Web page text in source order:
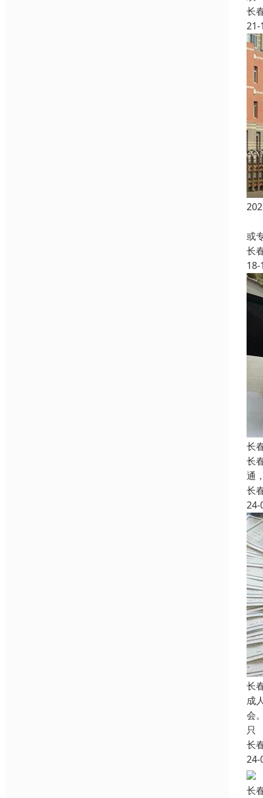
长
21-
或
长
18-
长
长
通
长
24-
长
成
会
只
长
24-
长